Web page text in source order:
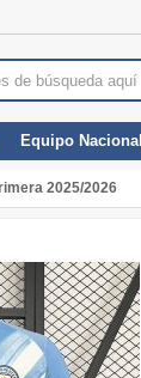
Equipo Nacional
2025/2026